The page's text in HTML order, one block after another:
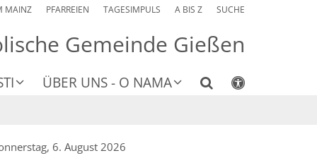
MAINZ PFARREIEN TAGESIMPULS A BIS Z SUCHE
Gemeinde Gießen
ÜBER UNS - O NAMA
6. August 2026